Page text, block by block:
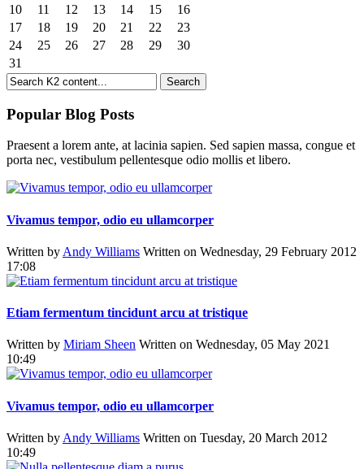
10
11 12 13 14 15
16
17
18 19 20 21 22
23
24
25 26 27 28 29
30
31
Popular Blog Posts
Praesent a lorem ante, at lacinia sapien. Sed sapien massa, congue et
porta nec, vestibulum pellentesque odio mollis et libero.
Vivamus tempor, odio eu ullamcorper
Written by Andy Williams Written on Wednesday, 29 February 2012
17:08
Etiam fermentum tincidunt arcu at tristique
Written by Miriam Sheen Written on Wednesday, 05 May 2021
10:49
Vivamus tempor, odio eu ullamcorper
Written by Andy Williams Written on Tuesday, 20 March 2012
10:49